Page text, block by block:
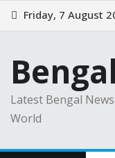
Skip
to
Friday, 7 August
Latest Bengal
World